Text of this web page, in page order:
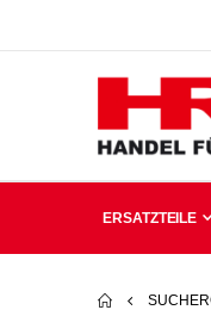
ERSATZTEILE